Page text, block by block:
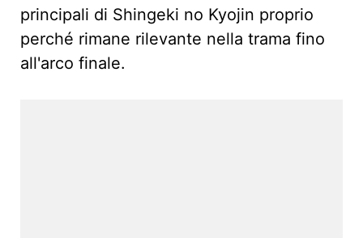
principali di Shingeki no Kyojin proprio
perché rimane rilevante nella trama fino
all'arco finale.